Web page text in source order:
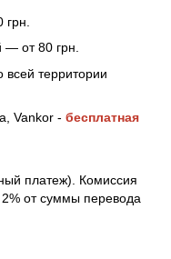
— от 80 грн.
всей территории
Vankor - бесплатная
платеж). Комиссия
от суммы перевода